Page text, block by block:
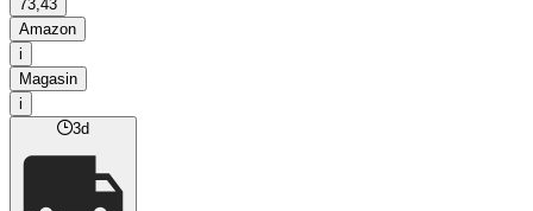
73,43
Amazon
i
Magasin
i
3d